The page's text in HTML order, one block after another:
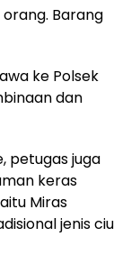
orang. Barang
ke Polsek
dan
petugas juga
keras
Miras
jenis ciu